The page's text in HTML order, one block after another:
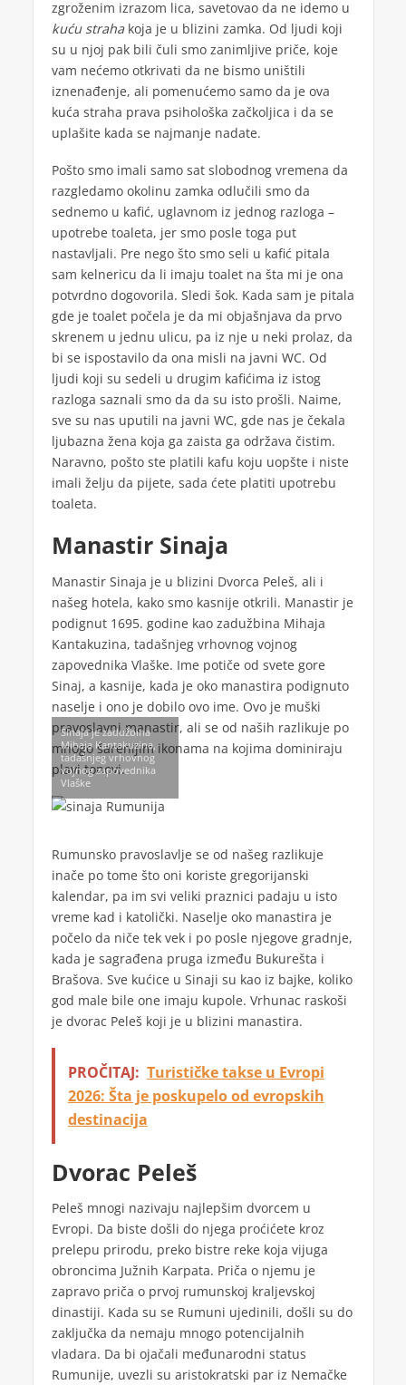
zgroženim izrazom lica, savetovao da ne idemo u
kuću strahakoja je u blizini zamka. Od ljudi koji
su u njoj pak bili čuli smo zanimljive priče, koje
vam nećemo otkrivati da ne bismo uništili
iznenađenje, ali pomenućemo samo da je ova
kuća straha prava psihološka začkoljica i da se
uplašite kada se najmanje nadate.
Pošto smo imali samo sat slobodnog vremena da
razgledamo okolinu zamka odlučili smo da
sednemo u kafić, uglavnom iz jednog razloga –
upotrebe toaleta, jer smo posle toga put
nastavljali. Pre nego što smo seli u kafić pitala
sam kelnericu da li imaju toalet na šta mi je ona
potvrdno dogovorila. Sledi šok. Kada sam je pitala
gde je toalet počela je da mi objašnjava da prvo
skrenem u jednu ulicu, pa iz nje u neki prolaz, da
bi se ispostavilo da ona misli na javni WC. Od
ljudi koji su sedeli u drugim kafićima iz istog
razloga saznali smo da da su isto prošli. Naime,
sve su nas uputili na javni WC, gde nas je čekala
ljubazna žena koja ga zaista ga održava čistim.
Naravno, pošto ste platili kafu koju uopšte i niste
imali želju da pijete, sada ćete platiti upotrebu
toaleta.
Manastir Sinaja
Manastir Sinaja je u blizini Dvorca Peleš, ali i
našeg hotela, kako smo kasnije otkrili. Manastir je
podignut 1695. godine kao zadužbina Mihaja
Kantakuzina, tadašnjeg vrhovnog vojnog
zapovednika Vlaške. Ime potiče od svete gore
Sinaj, a kasnije, kada je oko manastira podignuto
naselje i ono je dobilo ovo ime. Ovo je muški
pravoslavni manastir, ali se od naših razlikuje po
mnogo šarenijim ikonama na kojima dominiraju
plavi tonovi.
Sinaja je zadužbina
Mihaja Kantakuzina,
tadašnjeg vrhovnog
vojnog zapovednika
Vlaške
Rumunsko pravoslavlje se od našeg razlikuje
inače po tome što oni koriste gregorijanski
kalendar, pa im svi veliki praznici padaju u isto
vreme kad i katolički. Naselje oko manastira je
počelo da niče tek vek i po posle njegove gradnje,
kada je sagrađena pruga između Bukurešta i
Brašova. Sve kućice u Sinaji su kao iz bajke, koliko
god male bile one imaju kupole. Vrhunac raskoši
je dvorac Peleš koji je u blizini manastira.
PROČITAJ: Turističke takse u Evropi
2026: Šta je poskupelo od evropskih
destinacija
Dvorac Peleš
Peleš mnogi nazivaju najlepšim dvorcem u
Evropi. Da biste došli do njega proćićete kroz
prelepu prirodu, preko bistre reke koja vijuga
obroncima Južnih Karpata. Priča o njemu je
zapravo priča o prvoj rumunskoj kraljevskoj
dinastiji. Kada su se Rumuni ujedinili, došli su do
zaključka da nemaju mnogo potencijalnih
vladara. Da bi ojačali međunarodni status
Rumunije, uvezli su aristokratski par iz Nemačke